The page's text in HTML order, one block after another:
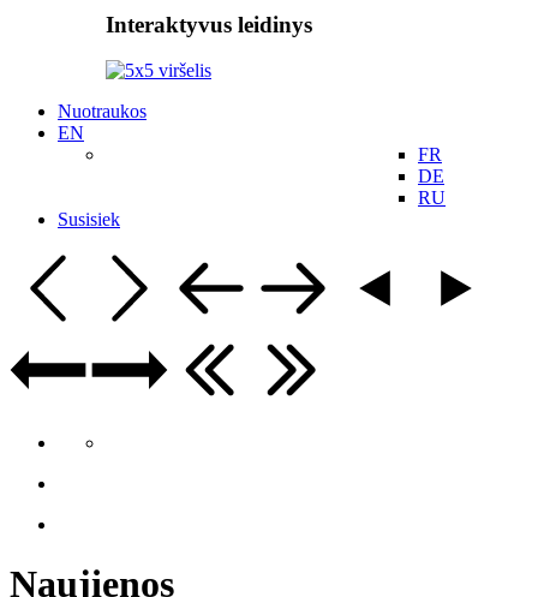
Interaktyvus leidinys
Nuotraukos
EN
FR
DE
RU
Susisiek
Naujienos